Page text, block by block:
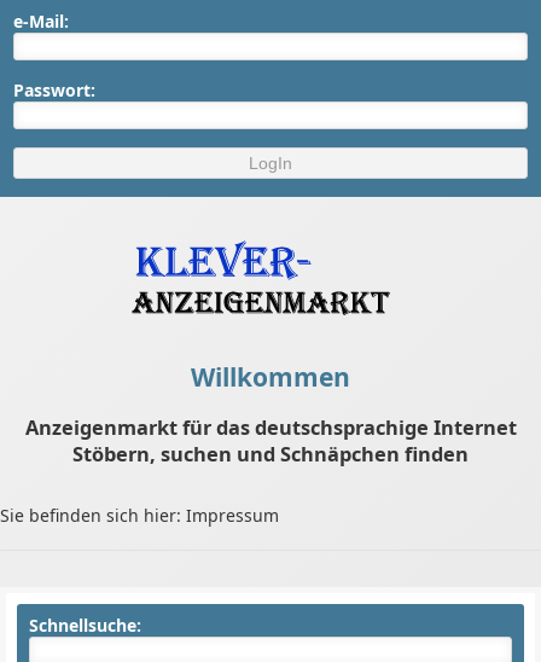
e-Mail:
Passwort:
Willkommen
Anzeigenmarkt für das deutschsprachige Internet
Stöbern, suchen und Schnäpchen finden
Sie befinden sich hier: Impressum
Schnellsuche: